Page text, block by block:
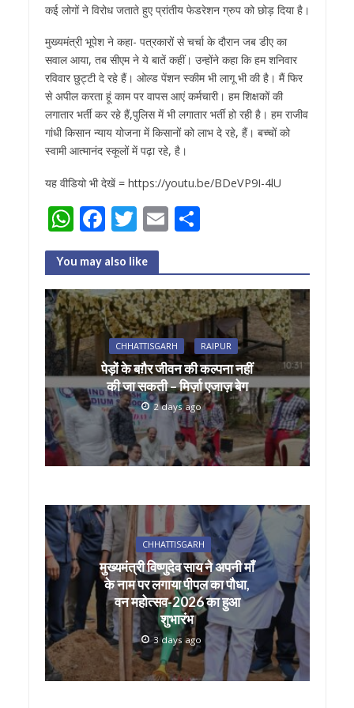
कई लोगों ने विरोध जताते हुए प्रांतीय फेडरेशन ग्रुप को छोड़ दिया है।
मुख्यमंत्री भूपेश ने कहा- पत्रकारों से चर्चा के दौरान जब डीए का
सवाल आया, तब सीएम ने ये बातें कहीं। उन्होंने कहा कि हम शनिवार
रविवार छुट्टी दे रहे हैं। ओल्ड पेंशन स्कीम भी लागू भी की है। मैं फिर
से अपील करता हूं काम पर वापस आएं कर्मचारी। हम शिक्षकों की
लगातार भर्ती कर रहे हैं,पुलिस में भी लगातार भर्ती हो रही है। हम राजीव
गांधी किसान न्याय योजना में किसानों को लाभ दे रहे, हैं। बच्चों को
स्वामी आत्मानंद स्कूलों में पढ़ा रहे, है।
यह वीडियो भी देखें = https://youtu.be/BDeVP9I-4lU
W
h
at
s
A
p
p
F
ac
e
b
o
o
k
T
w
itt
er
E
ai
l
S
ar
e
You may also like
CHHATTISGARH RAIPUR
पेड़ों के बग़ैर जीवन की कल्पना नहीं
की जा सकती – मिर्ज़ा एजाज़ बेग
2 days ago
CHHATTISGARH
मुख्यमंत्री विष्णुदेव साय ने अपनी माँ
के नाम पर लगाया पीपल का पौधा,
वन महोत्सव-2026 का हुआ
शुभारंभ
3 days ago